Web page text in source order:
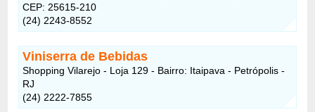
CEP: 25615-210
(24) 2243-8552
Viniserra de Bebidas
Shopping Vilarejo - Loja 129 - Bairro: Itaipava - Petrópolis -
RJ
(24) 2222-7855